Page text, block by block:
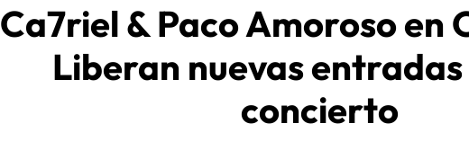
Ca7riel & Paco Amoroso en
Liberan nuevas
concierto